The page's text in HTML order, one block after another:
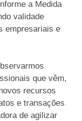
a Medida
validade
empresariais e
que vêm,
recursos
e transações
de agilizar